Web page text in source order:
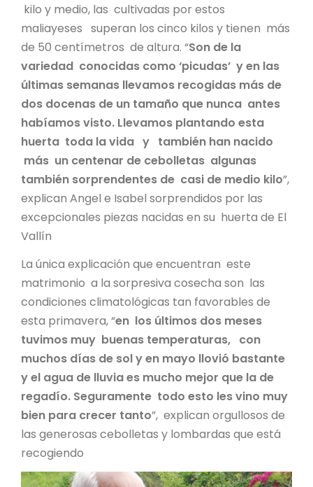
kilo y medio, las cultivadas por estos
maliayeses superan los cinco kilos y tienen más
de 50 centímetros de altura. “Son de la
variedad conocidas como ‘picudas’ y en las
últimas semanas llevamos recogidas más de
dos docenas de un tamaño que nunca antes
habíamos visto. Llevamos plantando esta
huerta toda la vida y también han nacido
más un centenar de cebolletas algunas
también sorprendentes de casi de medio kilo”,
explican Angel e Isabel sorprendidos por las
excepcionales piezas nacidas en su huerta de El
Vallín
La única explicación que encuentran este
matrimonio a la sorpresiva cosecha son las
condiciones climatológicas tan favorables de
esta primavera, “en los últimos dos meses
tuvimos muy buenas temperaturas, con
muchos días de sol y en mayo llovió bastante
y el agua de lluvia es mucho mejor que la de
regadío. Seguramente todo esto les vino muy
bien para crecer tanto”, explican orgullosos de
las generosas cebolletas y lombardas que está
recogiendo